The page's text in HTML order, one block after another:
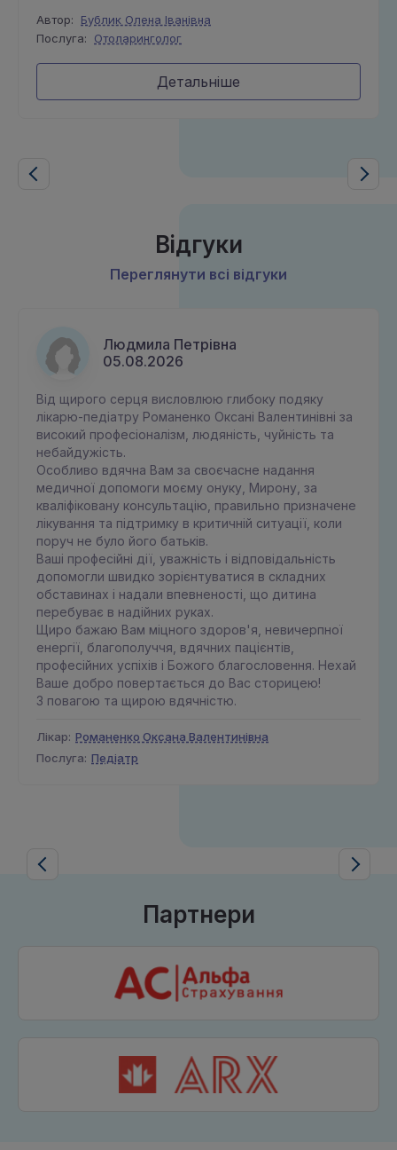
Автор:
Бублик Олена Іванівна
Послуга:
Отоларинголог
Детальніше
Відгуки
Переглянути всі відгуки
Людмила Петрівна
05.08.2026
Від щирого серця висловлюю глибоку подяку
лікарю-педіатру Романенко Оксані Валентинівні за
високий професіоналізм, людяність, чуйність та
небайдужість.
Особливо вдячна Вам за своєчасне надання
медичної допомоги моєму онуку, Мирону, за
кваліфіковану консультацію, правильно призначене
лікування та підтримку в критичній ситуації, коли
поруч не було його батьків.
Ваші професійні дії, уважність і відповідальність
допомогли швидко зорієнтуватися в складних
обставинах і надали впевненості, що дитина
перебуває в надійних руках.
Щиро бажаю Вам міцного здоров'я, невичерпної
енергії, благополуччя, вдячних пацієнтів,
професійних успіхів і Божого благословення. Нехай
Ваше добро повертається до Вас сторицею!
З повагою та щирою вдячністю.
Лікар: Романенко Оксана Валентинівна
Послуга: Педiатр
Партнери